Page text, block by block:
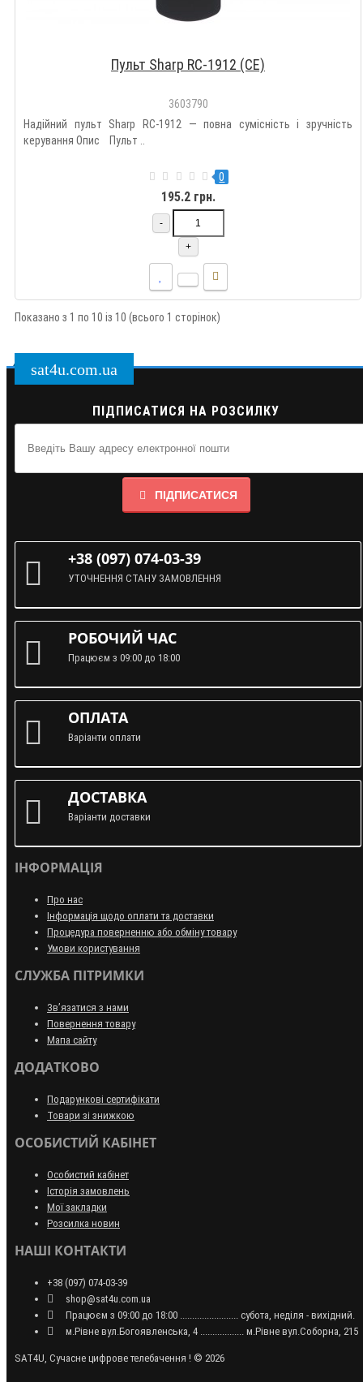
Пульт Sharp RC-1912 (CE)
3603790
Надійний пульт Sharp RC-1912 — повна сумісність і зручність
керування Опис Пульт ..
0
195.2 грн.
-
+
Показано з 1 по 10 із 10 (всього 1 сторінок)
sat4u.com.ua
ПІДПИСАТИСЯ НА РОЗСИЛКУ
ПІДПИСАТИСЯ
+38 (097) 074-03-39
УТОЧНЕННЯ СТАНУ ЗАМОВЛЕННЯ
РОБОЧИЙ ЧАС
Працюєм з 09:00 до 18:00
ОПЛАТА
Варіанти оплати
ДОСТАВКА
Варіанти доставки
ІНФОРМАЦІЯ
Про нас
Інформація щодо оплати та доставки
Процедура поверненню або обміну товару
Умови користування
СЛУЖБА ПІТРИМКИ
Зв’язатися з нами
Повернення товару
Мапа сайту
ДОДАТКОВО
Подарункові сертифікати
Товари зі знижкою
ОСОБИСТИЙ КАБІНЕТ
Особистий кабінет
Історія замовлень
Мої закладки
Розсилка новин
НАШІ КОНТАКТИ
+38 (097) 074-03-39
shop@sat4u.com.ua
Працюєм з 09:00 до 18:00 ........................ субота, неділя - вихідний.
м.Рівне вул.Богоявленська, 4 .................. м.Рівне вул.Соборна, 215
SAT4U, Сучасне цифрове телебачення ! © 2026